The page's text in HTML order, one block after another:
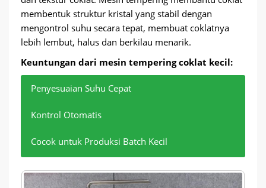
membentuk struktur kristal yang stabil dengan
mengontrol suhu secara tepat, membuat coklatnya
lebih lembut, halus dan berkilau menarik.
Keuntungan dari mesin tempering coklat kecil:
Penyesuaian Suhu Cepat
Kontrol Otomatis
Cocok untuk Produksi Batch Kecil
dalam waktu singkat.
otomatis menyesuaikan suhu untuk memastikan
kecil atau bengkel keluarga, dengan